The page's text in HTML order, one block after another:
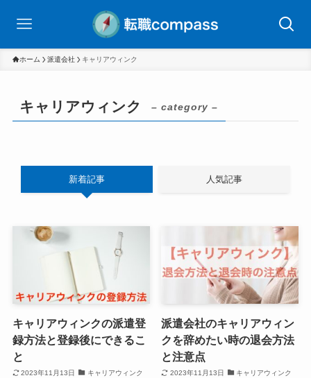
ホーム 派遣会社 キャリアウィンク
キャリアウィンク – category –
新着記事 人気記事
キャリアウィンクの派遣登
録方法と登録後にできるこ
と
2023年11月13日 キャリアウィンク
派遣会社のキャリアウィン
クを辞めたい時の退会方法
と注意点
2023年11月13日 キャリアウィンク